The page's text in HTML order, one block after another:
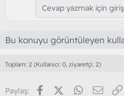
:
Cevap yazmak için
Bu konuyu görüntüleyen
Toplam: 2 (Kullanıcı: 0, ziyaretçi: 2)
Paylaş: FacebookX (Twitter)WhatsApp
E-